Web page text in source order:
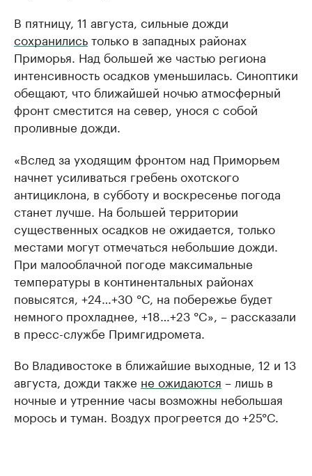
В пятницу, 11 августа, сильные дожди
сохранилисьтолько в западных районах
Приморья. Над большей же частью региона
интенсивность осадков уменьшилась. Синоптики
обещают, что ближайшей ночью атмосферный
фронт сместится на север, унося с собой
проливные дожди.
«Вслед за уходящим фронтом над Приморьем
начнет усиливаться гребень охотского
антициклона, в субботу и воскресенье погода
станет лучше. На большей территории
существенных осадков не ожидается, только
местами могут отмечаться небольшие дожди.
При малооблачной погоде максимальные
температуры в континентальных районах
повысятся, +24…+30 °C, на побережье будет
немного прохладнее, +18…+23 °C», – рассказали
в пресс-службе Примгидромета.
Во Владивостоке в ближайшие выходные, 12 и 13
августа, дожди также не ожидаются – лишь в
ночные и утренние часы возможны небольшая
морось и туман. Воздух прогреется до +25°C.